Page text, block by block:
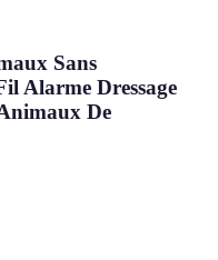
Sans
Alarme Dressage
De